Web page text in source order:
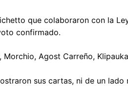
que colaboraron con la
confirmado.
Agost Carreño,
sus cartas, ni de un